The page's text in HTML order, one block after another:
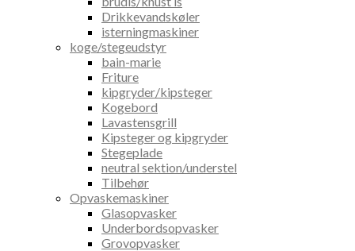
Drikkevandskøler
isterningmaskiner
koge/stegeudstyr
bain-marie
Friture
kipgryder/kipsteger
Kogebord
Lavastensgrill
Kipsteger og kipgryder
Stegeplade
neutral sektion/understel
Tilbehør
Opvaskemaskiner
Glasopvasker
Underbordsopvasker
Grovopvasker